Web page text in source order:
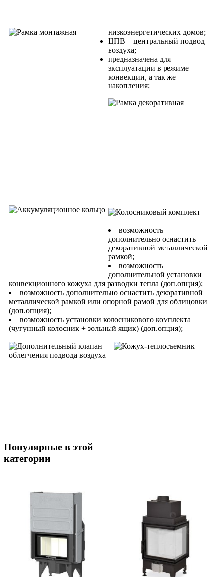
низкоэнергетических домов;
ЦПВ – центральный подвод
воздуха;
предназначена для
эксплуатации в режиме
конвекции, а так же
накопления;
возможность
дополнительно оснастить
декоративной металлической
рамкой;
возможность
дополнительной установки
конвекционного кожуха для разводки тепла (доп.опция);
возможность дополнительно оснастить декоративной
металлической рамкой или опорной рамой для облицовки
(доп.опция);
возможность установки колосникового комплекта
(чугунный колосник + зольный ящик) (доп.опция);
Популярные в этой
категории